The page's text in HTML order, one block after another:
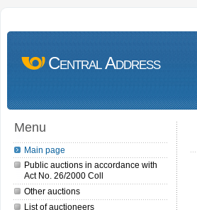
Central Address
Menu
Main page
Public auctions in accordance with
Act No. 26/2000 Coll
Other auctions
List of auctioneers